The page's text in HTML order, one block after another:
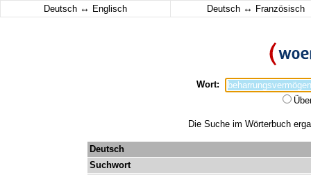
Deutsch ↔ Englisch Deutsch ↔ Französisch
Wort:
Die Suche im Wörterbuch
Deutsch
Suchwort